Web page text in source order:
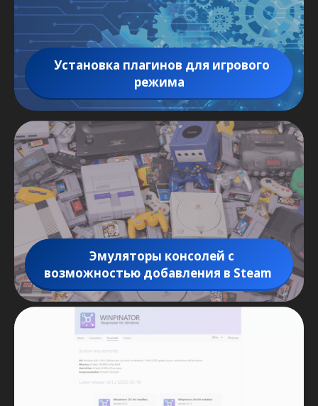
Установка плагинов для игрового
режима
Эмуляторы консолей с
возможностью добавления в Steam